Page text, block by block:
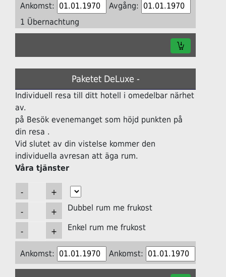
Ankomst:
Avgång:
1 Übernachtung
Paketet DeLuxe -
Individuell resa till ditt hotell i omedelbar närhet
av.
på Besök evenemanget som höjd punkten på
din resa .
Vid slutet av din vistelse kommer den
individuella avresan att äga rum.
Våra tjänster
Dubbel rum me frukost
Enkel rum me frukost
Ankomst: Ankomst: